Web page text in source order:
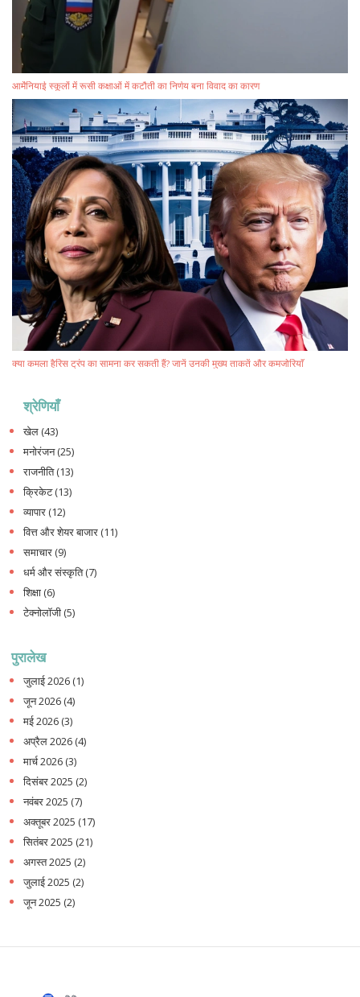
आर्मेनियाई स्कूलों में रूसी कक्षाओं में कटौती का निर्णय बना विवाद का कारण
क्या कमला हैरिस ट्रंप का सामना कर सकती हैं? जानें उनकी मुख्य ताकतें और कमजोरियाँ
श्रेणियाँ
खेल (43)
मनोरंजन(25)
राजनीति(13)
क्रिकेट(13)
व्यापार (12)
वित्त और शेयर बाजार (11)
समाचार (9)
धर्म और संस्कृति(7)
शिक्षा (6)
टेक्नोलॉजी (5)
पुरालेख
जुलाई 2026 (1)
जून 2026 (4)
मई 2026 (3)
अप्रैल 2026 (4)
मार्च 2026 (3)
दिसंबर 2025 (2)
नवंबर 2025 (7)
अक्तूबर 2025 (17)
सितंबर 2025 (21)
अगस्त 2025 (2)
जुलाई 2025 (2)
जून 2025 (2)